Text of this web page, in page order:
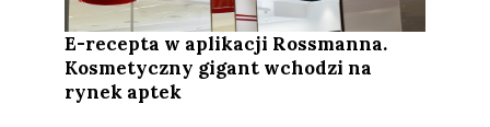
E-recepta w aplikacji Rossmanna.
Kosmetyczny gigant wchodzi na
rynek aptek